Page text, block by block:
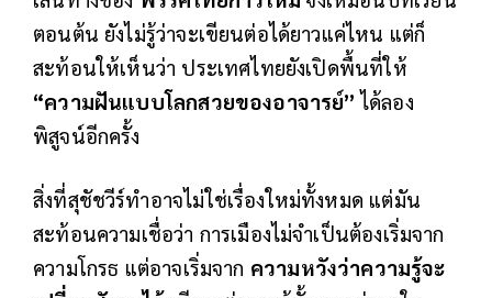
ตอนต้น ยังไม่รู้ว่าจะเขียนต่อได้ยาวแค่ไหน แต่ก็
สะท้อนให้เห็นว่า ประเทศไทยยังเปิดพื้นที่ให้
“ความฝันแบบโลกสวยของอาจารย์”ได้ลอง
พิสูจน์อีกครั้ง
สิ่งที่สุชัชวีร์ทำอาจไม่ใช่เรื่องใหม่ทั้งหมด แต่มัน
สะท้อนความเชื่อว่า การเมืองไม่จำเป็นต้องเริ่มจาก
ความโกรธ แต่อาจเริ่มจาก ความหวังว่าความรู้จะ